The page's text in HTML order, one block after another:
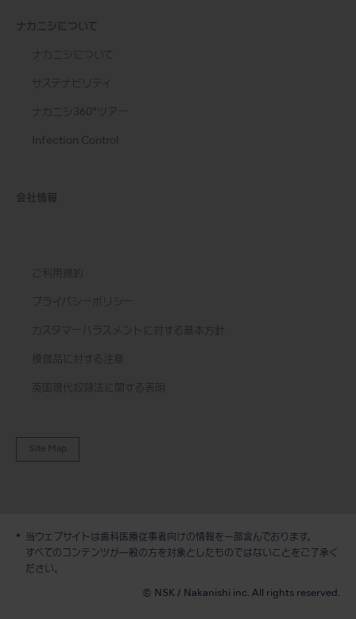
デモ / 見積依頼
ナカニシについて
ナカニシについて
サステナビリティ
ナカニシ360°ツアー
Infection Control
会社情報
ご利用規約
プライバシーポリシー
カスタマーハラスメントに対する基本方針
模倣品に対する注意
英国現代奴隷法に関する表明
Site Map
当ウェブサイトは歯科医療従事者向けの情報を一部含んでおります。
すべてのコンテンツが一般の方を対象としたものではないことをご了承く
ださい。
© NSK / Nakanishi inc. All rights reserved.